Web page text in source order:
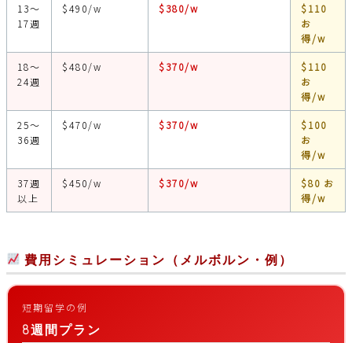
13〜
17週
$490/w $380/w
$110
お
得/w
18〜
24週
$480/w $370/w
$110
お
得/w
25〜
36週
$470/w $370/w
$100
お
得/w
37週
以上
$450/w $370/w
$80お
得/w
費用シミュレーション（メルボルン・例）
短期留学の例
8週間プラン